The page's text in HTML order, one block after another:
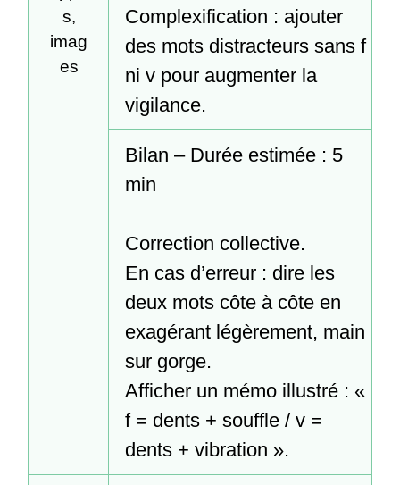
s,
imag
es
Complexification : ajouter
des mots distracteurs sans f
ni v pour augmenter la
vigilance.
Bilan – Durée estimée : 5
min
Correction collective.
En cas d’erreur : dire les
deux mots côte à côte en
exagérant légèrement, main
sur gorge.
Afficher un mémo illustré : «
f = dents + souffle / v =
dents + vibration ».